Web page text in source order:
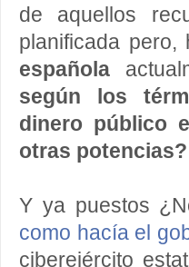
de aquellos
planificada pero,
española
según los
dinero público
otras potencias?
Y ya puestos
como hacía el
ciberejército